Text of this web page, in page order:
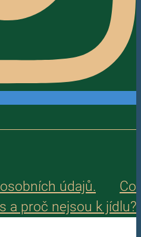
údajů.
Co
a proč nejsou k jídlu?